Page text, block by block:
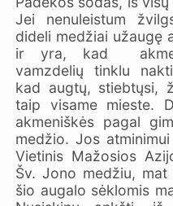
Jei nenuleistum
dideli medžiai užaugę
ir yra, kad
vamzdelių tinklu
kad augtų, stiebtųsi,
taip visame mieste.
akmeniškės pagal
medžio. Jos
Vietinis Mažosios
Šv. Jono medžiu,
šio augalo sėklomis